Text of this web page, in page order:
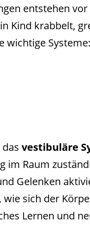
entstehen
Kind krabbelt,
wichtige Systeme:
dasvestibuläre
im Raum
Gelenken
sich der
Lernen und